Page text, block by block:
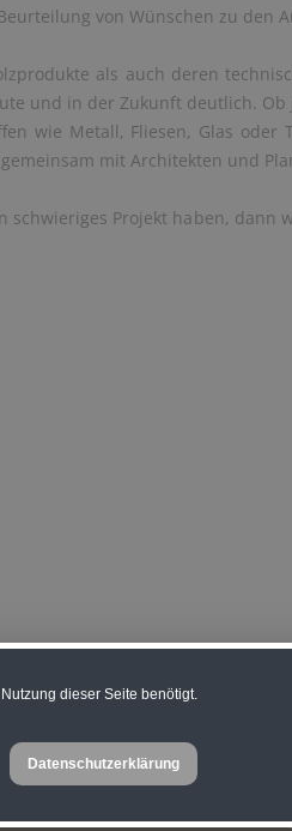
von Wünschen zu den
als auch deren
und in der Zukunft deutlich.
wie Metall, Fliesen, Glas
mit Architekten und
Projekt haben,
dieser Seite benötigt.
Datenschutzerklärung